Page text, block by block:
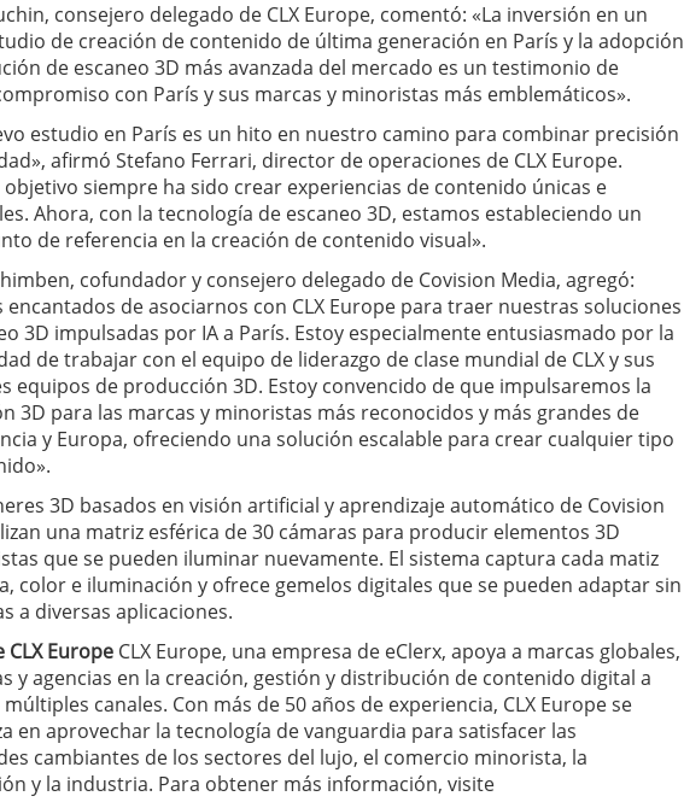
consejero delegado de CLX Europe, comentó: «La inversión en un
de creación de contenido de última generación en París y la adopción
de escaneo 3D más avanzada del mercado es un testimonio de
con París y sus marcas y minoristas más emblemáticos».
estudio en París es un hito en nuestro camino para combinar precisión
afirmó Stefano Ferrari, director de operaciones de CLX Europe.
siempre ha sido crear experiencias de contenido únicas e
Ahora, con la tecnología de escaneo 3D, estamos estableciendo un
de referencia en la creación de contenido visual».
cofundador y consejero delegado de Covision Media, agregó:
encantados de asociarnos con CLX Europe para traer nuestras soluciones
3D impulsadas por IA a París. Estoy especialmente entusiasmado por la
de trabajar con el equipo de liderazgo de clase mundial de CLX y sus
equipos de producción 3D. Estoy convencido de que impulsaremos la
3D para las marcas y minoristas más reconocidos y más grandes de
y Europa, ofreciendo una solución escalable para crear cualquier tipo
3D basados en visión artificial y aprendizaje automático de Covision
una matriz esférica de 30 cámaras para producir elementos 3D
que se pueden iluminar nuevamente. El sistema captura cada matiz
color e iluminación y ofrece gemelos digitales que se pueden adaptar sin
a diversas aplicaciones.
CLX Europe CLX Europe, una empresa de eClerx, apoya a marcas globales,
y agencias en la creación, gestión y distribución de contenido digital a
canales. Con más de 50 años de experiencia, CLX Europe se
en aprovechar la tecnología de vanguardia para satisfacer las
cambiantes de los sectores del lujo, el comercio minorista, la
y la industria. Para obtener más información, visite